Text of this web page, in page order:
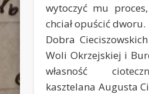
wytoczyć mu
chciał opuścić dworu.
Dobra
Woli Okrzejskiej i
własność
kasztelana Augusta